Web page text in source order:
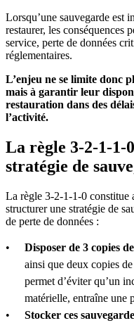
Lorsqu’une sauvegarde est
restaurer, les conséquences
service, perte de données
réglementaires.
L’enjeu ne se limite donc
mais à garantir leur
restauration dans des
l’activité.
La règle 3-2-1-1-
stratégie de
La règle 3-2-1-1-0 constitue
structurer une stratégie de
de perte de données :
Disposer de 3 copies
ainsi que deux copies
permet d’éviter qu’un
matérielle, entraîne une
Stocker ces